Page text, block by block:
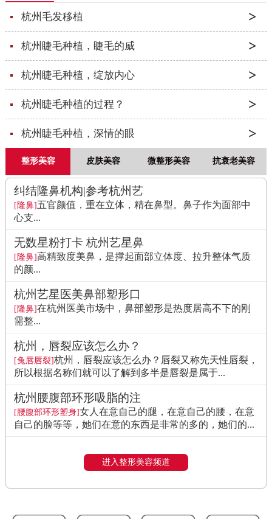
杭州毛发移植
杭州睫毛种植，睫毛的威
杭州睫毛种植，绽放内心
杭州睫毛种植的过程？
杭州睫毛种植，深情的眼
整形美容 皮肤美容 微整形美容 抗衰老美容
纠结隆鼻机构|参考杭州艺
[隆鼻]五官颜值，重在立体，精在鼻型。鼻子作为面部中
心支...
无数星粉打卡 杭州艺星鼻
[隆鼻]高精致度美鼻，是撑起面部立体度、拉升整体气质
的颜...
杭州艺星医美鼻部塑形口
[隆鼻]在杭州医美市场中，鼻部塑形是热度居高不下的刚
需整...
杭州，唇裂应该怎么办？
[兔唇唇裂]杭州，唇裂应该怎么办？唇裂又称先天性唇裂，
所以根据名称们就可以了解到多半是唇裂是属于...
杭州腰腹部环形吸脂的注
[腰腹部环形塑身]女人在意自己的腿，在意自己的腰，在意
自己的脸等等，她们在意的东西是非常的多的，她们的...
进入整形美容频道